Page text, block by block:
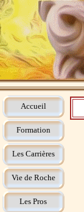
Accueil
Formation
Les Carrières
Vie de Roche
Les Pros